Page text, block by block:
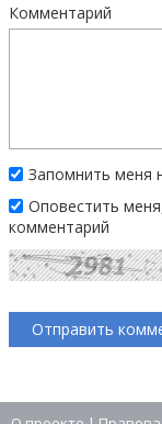
Комментарий
Запомнить меня
Оповестить
комментарий